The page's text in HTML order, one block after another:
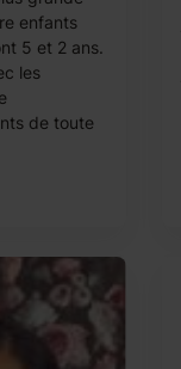
enfants
5 et 2 ans.
les
de toute